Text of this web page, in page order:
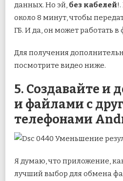
данных. Но эй, без кабелей
около 8 минут, чтобы
ГБ. И да, он может работать
Для получения
посмотрите видео ниже.
5. Создавайте и
и файлами с
телефонами
Я думаю, что приложение,
лучший выбор для обмена